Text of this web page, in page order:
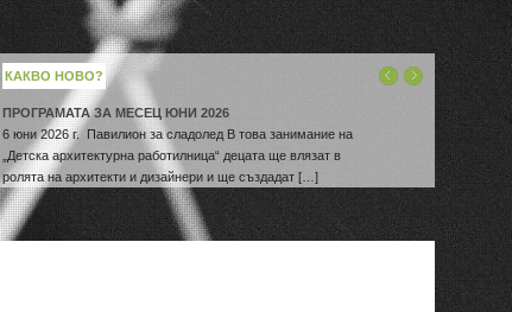
КАКВО НОВО?
ПРОГРАМАТА ЗА МЕСЕЦ ЮНИ 2026
6 юни 2026 г. Павилион за сладолед В това занимание на
„Детска архитектурна работилница“ децата ще влязат в
ролята на архитекти и дизайнери и ще създадат […]